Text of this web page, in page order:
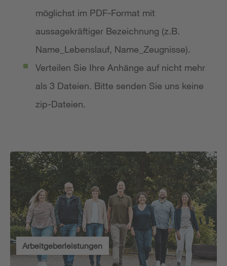
möglichst im PDF-Format mit
aussagekräftiger Bezeichnung (z.B.
Name_Lebenslauf, Name_Zeugnisse).
Verteilen Sie Ihre Anhänge auf nicht mehr
als 3 Dateien. Bitte senden Sie uns keine
zip-Dateien.
Arbeitgeberleistungen